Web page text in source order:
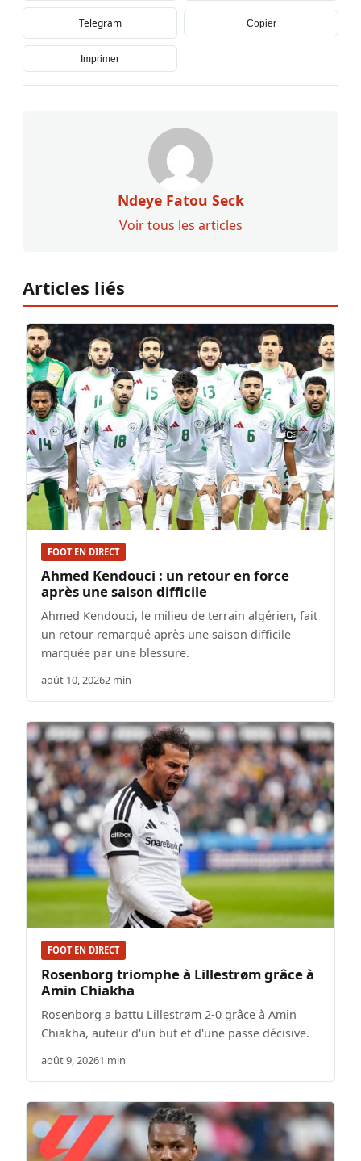
Telegram Copier
Imprimer
Ndeye Fatou Seck
Voir tous les articles
Articles liés
FOOT EN DIRECT
Ahmed Kendouci : un retour en force
après une saison difficile
Ahmed Kendouci, le milieu de terrain algérien, fait
un retour remarqué après une saison difficile
marquée par une blessure.
août 10, 20262 min
FOOT EN DIRECT
Rosenborg triomphe à Lillestrøm grâce à
Amin Chiakha
Rosenborg a battu Lillestrøm 2-0 grâce à Amin
Chiakha, auteur d'un but et d'une passe décisive.
août 9, 20261 min